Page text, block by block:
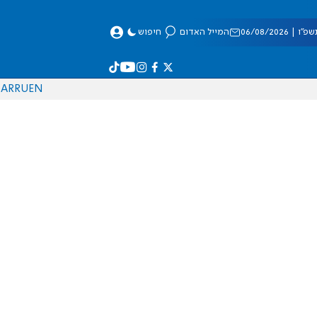
08/2026 המייל האדום חיפוש
EN
RU
AR